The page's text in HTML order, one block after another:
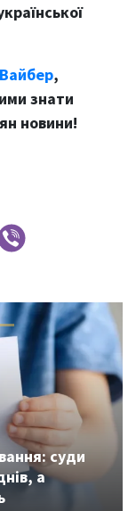
Вайбер,
знати
новини!
суди
а
Next